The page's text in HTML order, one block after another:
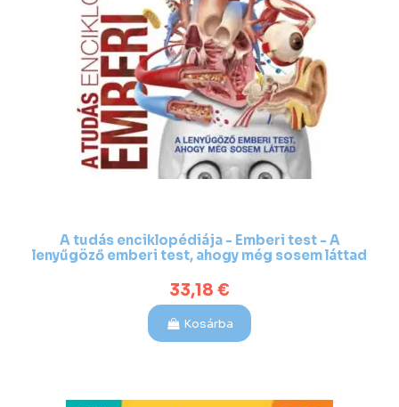
A tudás enciklopédiája - Emberi test - A
lenyűgöző emberi test, ahogy még sosem láttad
33,18 €
Kosárba